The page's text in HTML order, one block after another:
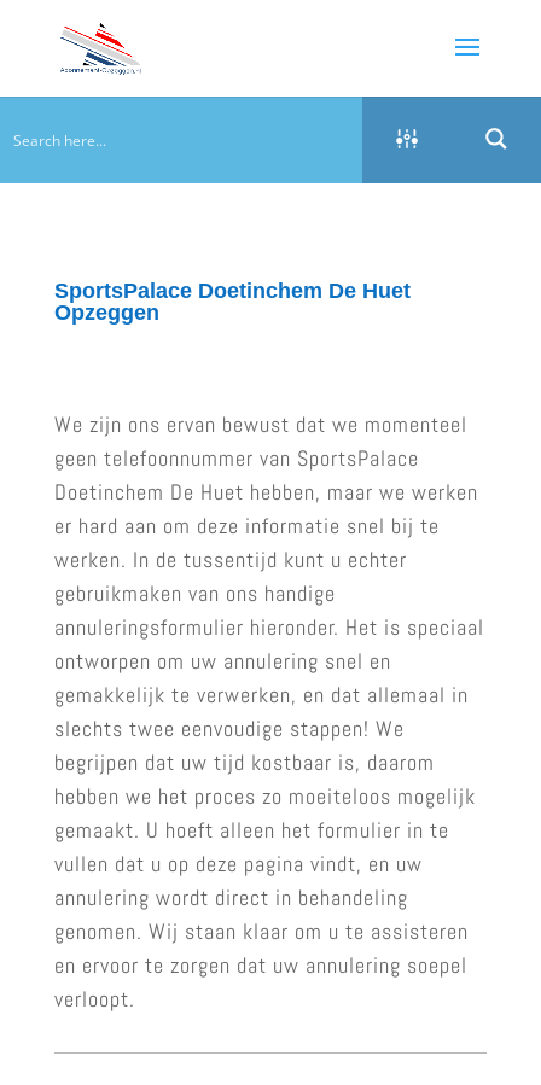
SportsPalace Doetinchem De Huet
Opzeggen
We zijn ons ervan bewust dat we momenteel
geen telefoonnummer van SportsPalace
Doetinchem De Huet hebben, maar we werken
er hard aan om deze informatie snel bij te
werken. In de tussentijd kunt u echter
gebruikmaken van ons handige
annuleringsformulier hieronder. Het is speciaal
ontworpen om uw annulering snel en
gemakkelijk te verwerken, en dat allemaal in
slechts twee eenvoudige stappen! We
begrijpen dat uw tijd kostbaar is, daarom
hebben we het proces zo moeiteloos mogelijk
gemaakt. U hoeft alleen het formulier in te
vullen dat u op deze pagina vindt, en uw
annulering wordt direct in behandeling
genomen. Wij staan klaar om u te assisteren
en ervoor te zorgen dat uw annulering soepel
verloopt.